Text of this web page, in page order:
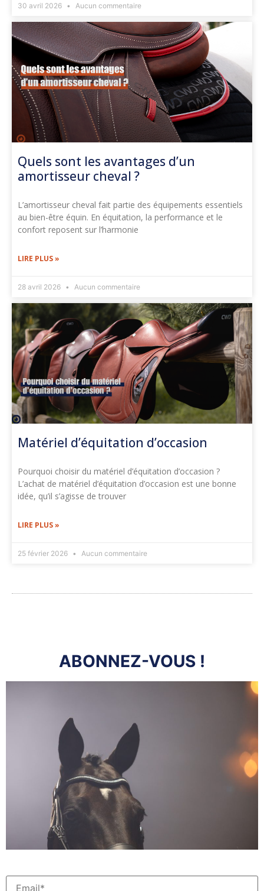
30 avril 2026 Aucun commentaire
Quels sont les avantages d’un
amortisseur cheval ?
L’amortisseur cheval fait partie des équipements essentiels
au bien-être équin. En équitation, la performance et le
confort reposent sur l’harmonie
LIRE PLUS »
28 avril 2026 Aucun commentaire
Matériel d’équitation d’occasion
Pourquoi choisir du matériel d’équitation d’occasion ?
L’achat de matériel d’équitation d’occasion est une bonne
idée, qu’il s’agisse de trouver
LIRE PLUS »
25 février 2026 Aucun commentaire
ABONNEZ-VOUS !